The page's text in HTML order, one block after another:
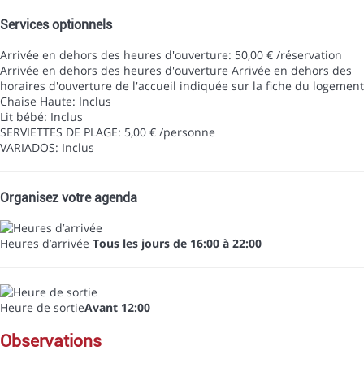
Services optionnels
Arrivée en dehors des heures d'ouverture: 50,00 € /réservation
Arrivée en dehors des heures d'ouverture Arrivée en dehors des
horaires d'ouverture de l'accueil indiquée sur la fiche du logement
Chaise Haute: Inclus
Lit bébé: Inclus
SERVIETTES DE PLAGE: 5,00 € /personne
VARIADOS: Inclus
Organisez votre agenda
Heures d’arrivée Tous les jours de 16:00 à 22:00
Heure de sortieAvant 12:00
observations